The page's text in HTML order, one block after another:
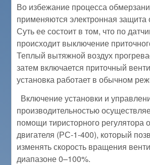
Во избежание процесса
применяются электронная защита
Суть ее состоит в том, что по
происходит выключение
Теплый вытяжной воздух
затем включается приточный
установка работает в обычном
Включение установки и
производительностью
помощи тиристорного регулятора
двигателя (РС-1-400), который
изменять скорость вращения
диапазоне 0–100%.